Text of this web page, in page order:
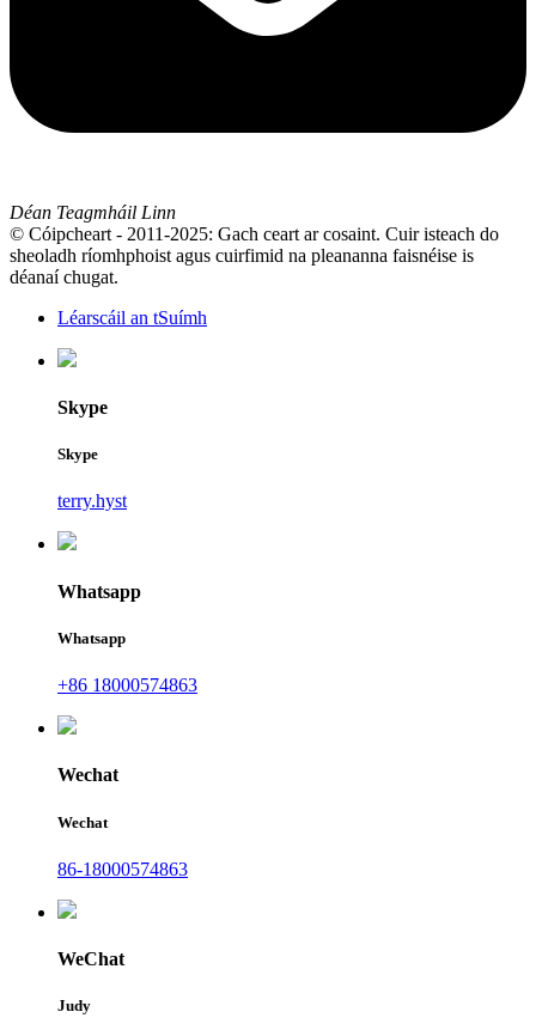
Déan Teagmháil Linn
© Cóipcheart - 2011-2025: Gach ceart ar cosaint. Cuir isteach do
sheoladh ríomhphoist agus cuirfimid na pleananna faisnéise is
déanaí chugat.
Léarscáil an tSuímh
Skype
Skype
terry.hyst
Whatsapp
Whatsapp
+86 18000574863
Wechat
Wechat
86-18000574863
WeChat
Judy